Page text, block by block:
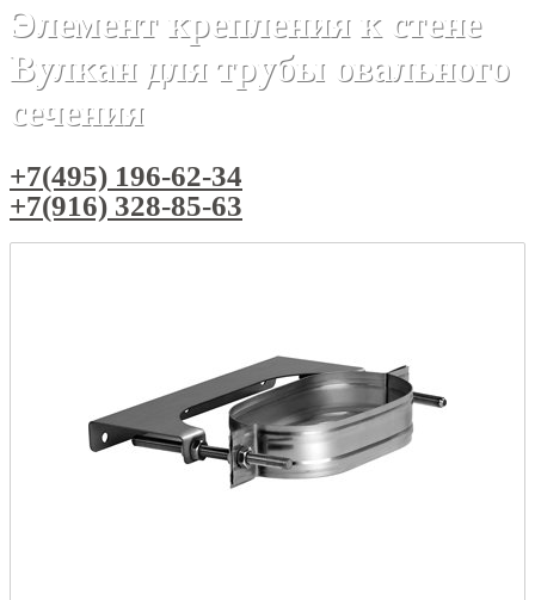
Элемент крепления к стене
Вулкан для трубы овального
сечения
+7(495) 196-62-34
+7(916) 328-85-63